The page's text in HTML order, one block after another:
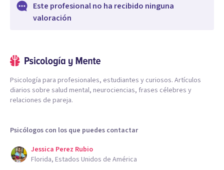
Este profesional no ha recibido ninguna
valoración
Psicología para profesionales, estudiantes y curiosos. Artículos
diarios sobre salud mental, neurociencias, frases célebres y
relaciones de pareja.
Psicólogos con los que puedes contactar
Jessica Perez Rubio
Florida, Estados Unidos de América